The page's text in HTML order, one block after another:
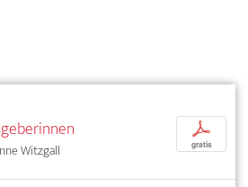
Witzgall
p
gratis